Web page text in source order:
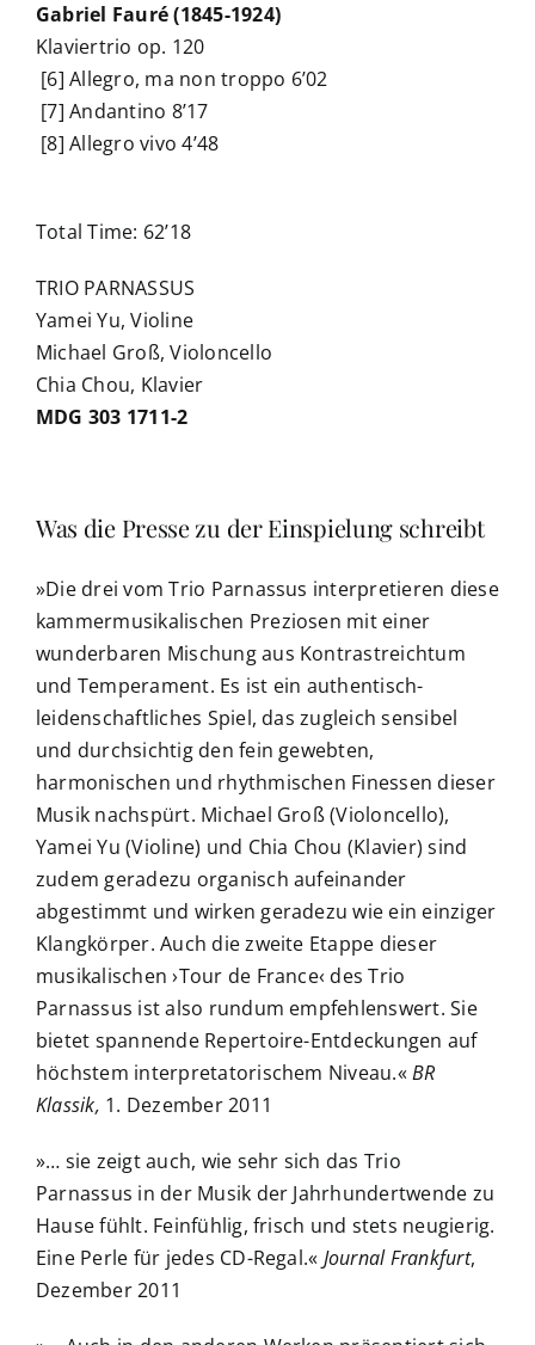
Gabriel Fauré (1845-1924)
Klaviertrio op. 120
[6] Allegro, ma non troppo 6’02
[7] Andantino 8’17
[8] Allegro vivo 4’48
Total Time: 62’18
TRIO PARNASSUS
Yamei Yu, Violine
Michael Groß, Violoncello
Chia Chou, Klavier
MDG 303 1711-2
Was die Presse zu der Einspielung schreibt
»Die drei vom Trio Parnassus interpretieren diese
kammermusikalischen Preziosen mit einer
wunderbaren Mischung aus Kontrastreichtum
und Temperament. Es ist ein authentisch-
leidenschaftliches Spiel, das zugleich sensibel
und durchsichtig den fein gewebten,
harmonischen und rhythmischen Finessen dieser
Musik nachspürt. Michael Groß (Violoncello),
Yamei Yu (Violine) und Chia Chou (Klavier) sind
zudem geradezu organisch aufeinander
abgestimmt und wirken geradezu wie ein einziger
Klangkörper. Auch die zweite Etappe dieser
musikalischen ›Tour de France‹ des Trio
Parnassus ist also rundum empfehlenswert. Sie
bietet spannende Repertoire-Entdeckungen auf
höchstem interpretatorischem Niveau.«BR
Klassik, 1. Dezember 2011
»… sie zeigt auch, wie sehr sich das Trio
Parnassus in der Musik der Jahrhundertwende zu
Hause fühlt. Feinfühlig, frisch und stets neugierig.
Eine Perle für jedes CD-Regal.« Journal Frankfurt,
Dezember 2011